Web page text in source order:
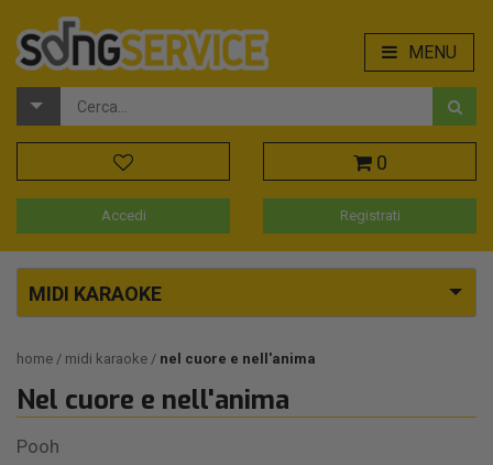
MENU
0
Accedi Registrati
MIDI KARAOKE
home midi karaoke nel cuore e nell'anima
Nel cuore e nell'anima
Pooh